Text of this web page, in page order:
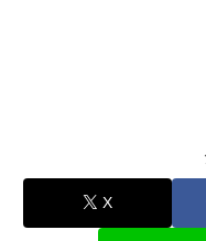
X